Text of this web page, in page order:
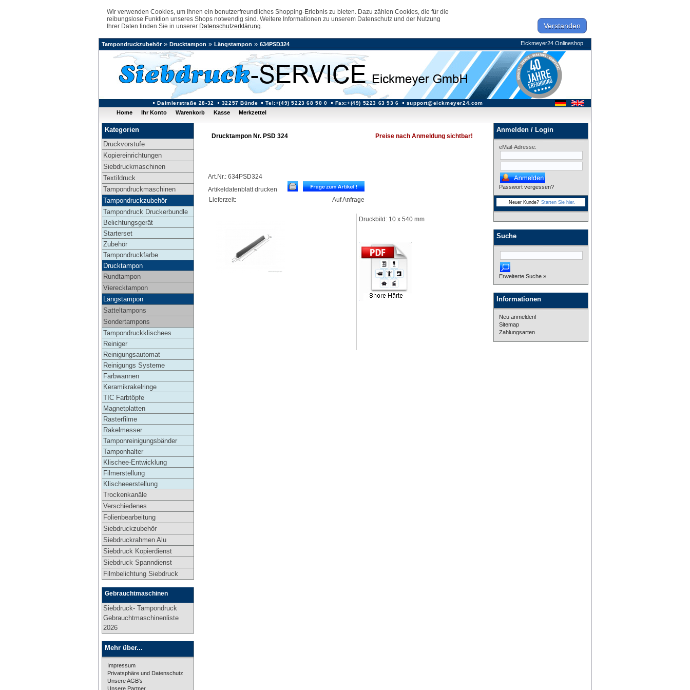
Wir verwenden Cookies, um Ihnen ein benutzerfreundliches Shopping-Erlebnis zu bieten. Dazu zählen Cookies, die für die
reibungslose Funktion unseres Shops notwendig sind. Weitere Informationen zu unserem Datenschutz und der Nutzung
Ihrer Daten finden Sie in unserer Datenschutzerklärung. Verstanden
Eickmeyer24 Onlineshop
Daimlerstraße 28-32 32257 Bünde Tel:+(49) 5223 68 50 0 Fax:+(49) 5223 63 93 6 support@eickmeyer24.com
Tampondruckzubehör» Drucktampon » Längstampon » 634PSD324
Home Ihr Konto Warenkorb Kasse Merkzettel
Kategorien
Druckvorstufe
Kopiereinrichtungen
Siebdruckmaschinen
Textildruck
Tampondruckmaschinen
Tampondruckzubehör
Tampondruck Druckerbundle
Belichtungsgerät
Starterset
Zubehör
Tampondruckfarbe
Drucktampon
Rundtampon
Vierecktampon
Längstampon
Satteltampons
Sondertampons
Tampondruckklischees
Reiniger
Reinigungsautomat
Reinigungs Systeme
Farbwannen
Keramikrakelringe
TIC Farbtöpfe
Magnetplatten
Rasterfilme
Rakelmesser
Tamponreinigungsbänder
Tamponhalter
Klischee-Entwicklung
Filmerstellung
Klischeeerstellung
Trockenkanäle
Verschiedenes
Folienbearbeitung
Siebdruckzubehör
Siebdruckrahmen Alu
Siebdruck Kopierdienst
Siebdruck Spanndienst
Filmbelichtung Siebdruck
Gebrauchtmaschinen
Siebdruck- Tampondruck
Gebrauchtmaschinenliste
2026
Mehr über...
Impressum
Privatsphäre und Datenschutz
Unsere AGB's
Unsere Partner
Anmelden / Login
eMail-Adresse:
Passwort vergessen?
Neuer Kunde? Starten Sie hier.
Suche
Erweiterte Suche »
Informationen
Neu anmelden!
Sitemap
Zahlungsarten
Drucktampon Nr. PSD 324 Preise nach Anmeldung sichtbar!
Art.Nr.: 634PSD324
Artikeldatenblatt drucken
Lieferzeit:
Auf Anfrage
Druckbild: 10 x 540 mm